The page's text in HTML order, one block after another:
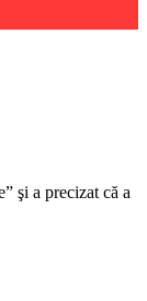
şi a precizat că a